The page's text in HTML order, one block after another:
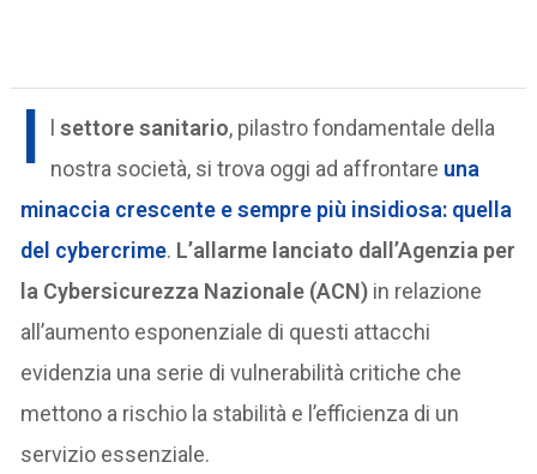
I l settore sanitario, pilastro fondamentale della
nostra società, si trova oggi ad affrontare una
minaccia crescente e sempre più insidiosa: quella
del cybercrime. L’allarme lanciato dall’Agenzia per
la Cybersicurezza Nazionale (ACN) in relazione
all’aumento esponenziale di questi attacchi
evidenzia una serie di vulnerabilità critiche che
mettono a rischio la stabilità e l’efficienza di un
servizio essenziale.